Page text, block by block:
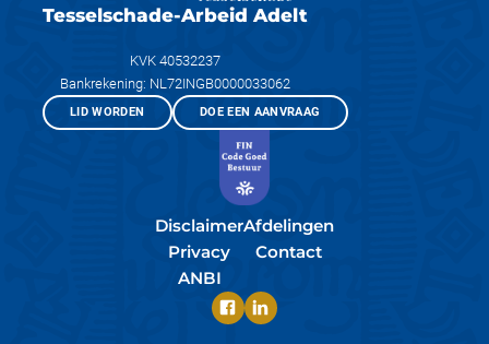
Tesselschade-Arbeid Adelt
KVK 40532237
Bankrekening: NL72INGB0000033062
LID WORDEN DOE EEN AANVRAAG
Disclaimer
Privacy
ANBI
Afdelingen
Contact